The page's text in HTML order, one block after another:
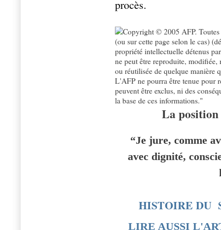
procès.
La position
“Je jure, comme
avec dignité,
HISTOIRE DU
LIRE AUSSI